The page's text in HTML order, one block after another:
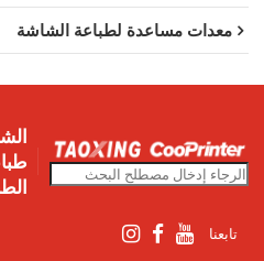
معدات مساعدة لطباعة الشاشة
تابعنا